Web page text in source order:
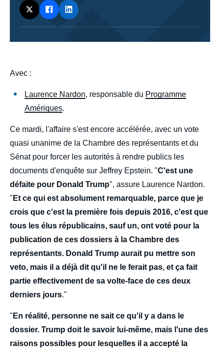
body
Avec :
Laurence Nardon, responsable du Programme
Amériques.
Ce mardi, l'affaire s'est encore accélérée, avec un vote
quasi unanime de la Chambre des représentants et du
Sénat pour forcer les autorités à rendre publics les
documents d'enquête sur Jeffrey Epstein. "C'est une
défaite pour Donald Trump", assure Laurence Nardon.
" Et ce qui est absolument remarquable, parce que je
crois que c'est la première fois depuis 2016, c'est que
tous les élus républicains, sauf un, ont voté pour la
publication de ces dossiers à la Chambre des
représentants. Donald Trump aurait pu mettre son
veto, mais il a déjà dit qu'il ne le ferait pas, et ça fait
partie effectivement de sa volte-face de ces deux
derniers jours."
" En réalité, personne ne sait ce qu'il y a dans le
dossier. Trump doit le savoir lui-même, mais l'une des
raisons possibles pour lesquelles il a accepté la